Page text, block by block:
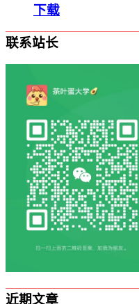
下载
联系站长
近期文章